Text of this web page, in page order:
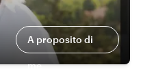
A proposito di
me